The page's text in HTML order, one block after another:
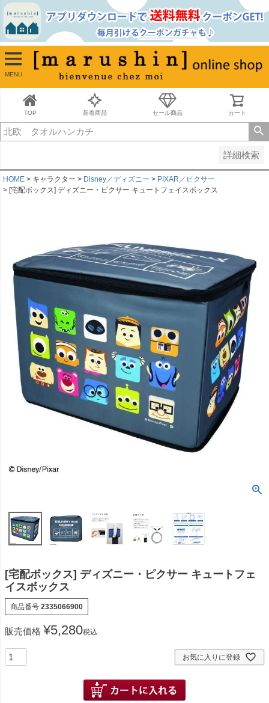
MENU
TOP 新着商品 セール商品 カート
詳細検索
並び順
新着順
古い順
価格が安い順
価格が高い順
キーワードヒット順
HOME キャラクター Disney／ディズニー
PIXAR／ピクサー
[宅配ボックス] ディズニー・ピクサー キュートフェイスボックス
[宅配ボックス] ディズニー・ピクサー キュートフェ
イスボックス
商品番号 2335066900
販売価格 ¥5,280税込
お気に入りに登録